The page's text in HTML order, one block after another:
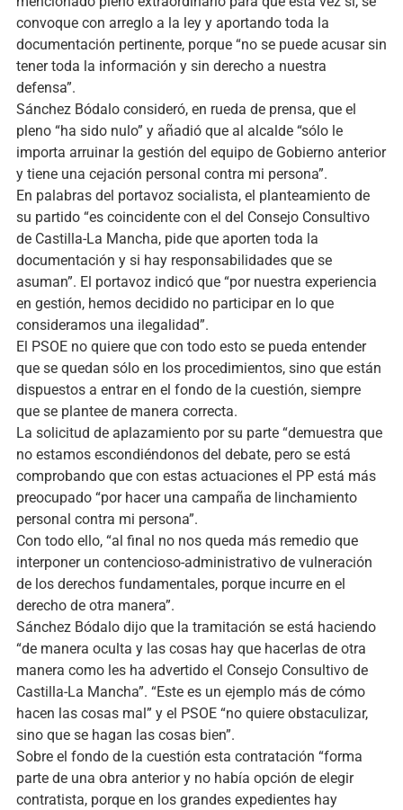
convoque con arreglo a la ley y aportando toda la
documentación pertinente, porque “no se puede acusar sin
tener toda la información y sin derecho a nuestra
defensa”.
Sánchez Bódalo consideró, en rueda de prensa, que el
pleno “ha sido nulo” y añadió que al alcalde “sólo le
importa arruinar la gestión del equipo de Gobierno anterior
y tiene una cejación personal contra mi persona”.
En palabras del portavoz socialista, el planteamiento de
su partido “es coincidente con el del Consejo Consultivo
de Castilla-La Mancha, pide que aporten toda la
documentación y si hay responsabilidades que se
asuman”. El portavoz indicó que “por nuestra experiencia
en gestión, hemos decidido no participar en lo que
consideramos una ilegalidad”.
El PSOE no quiere que con todo esto se pueda entender
que se quedan sólo en los procedimientos, sino que están
dispuestos a entrar en el fondo de la cuestión, siempre
que se plantee de manera correcta.
La solicitud de aplazamiento por su parte “demuestra que
no estamos escondiéndonos del debate, pero se está
comprobando que con estas actuaciones el PP está más
preocupado “por hacer una campaña de linchamiento
personal contra mi persona”.
Con todo ello, “al final no nos queda más remedio que
interponer un contencioso-administrativo de vulneración
de los derechos fundamentales, porque incurre en el
derecho de otra manera”.
Sánchez Bódalo dijo que la tramitación se está haciendo
“de manera oculta y las cosas hay que hacerlas de otra
manera como les ha advertido el Consejo Consultivo de
Castilla-La Mancha”. “Este es un ejemplo más de cómo
hacen las cosas mal” y el PSOE “no quiere obstaculizar,
sino que se hagan las cosas bien”.
Sobre el fondo de la cuestión esta contratación “forma
parte de una obra anterior y no había opción de elegir
contratista, porque en los grandes expedientes hay